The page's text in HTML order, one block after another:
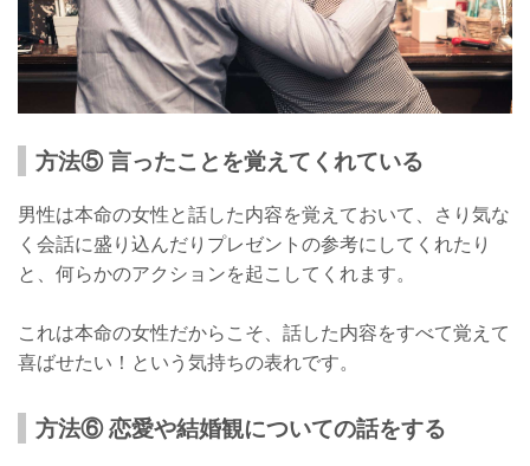
方法⑤ 言ったことを覚えてくれている
男性は本命の女性と話した内容を覚えておいて、さり気な
く会話に盛り込んだりプレゼントの参考にしてくれたり
と、何らかのアクションを起こしてくれます。
これは本命の女性だからこそ、話した内容をすべて覚えて
喜ばせたい！という気持ちの表れです。
方法⑥ 恋愛や結婚観についての話をする